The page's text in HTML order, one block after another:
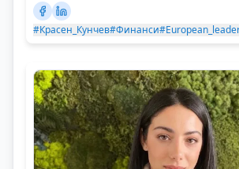
#Красен_Кунчев#Финанси